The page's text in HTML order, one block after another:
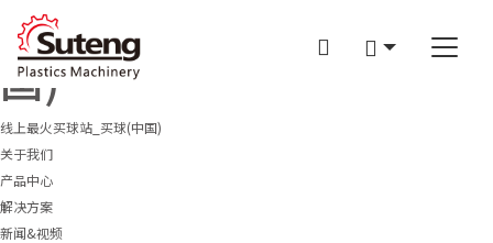
线上最火买球站_买球(中
国)
线上最火买球站_买球(中国)
关于我们
企业介绍
线上最火买球站_买球(中国)
服务&支持
产品中心
SM-II系列
高效果框专用机
解决方案
光学领域
新闻&视频